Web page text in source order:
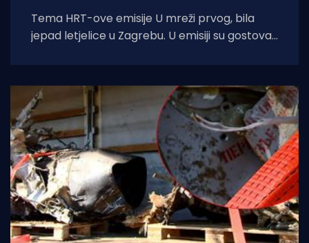
Tema HRT-ove emisije U mreži prvog, bila
jepad letjelice u Zagrebu. U emisiji su gostovali